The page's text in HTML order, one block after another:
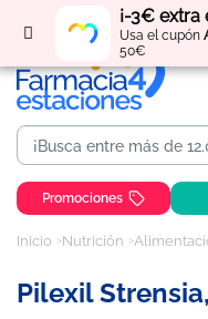
¡-3€ extra
Usa el cupón
50€
Regístratey
Promociones
Inicio Nutrición
Pilexil